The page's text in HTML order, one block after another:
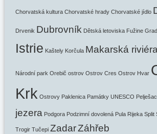
Chorvatská kultura Chorvatské hrady Chorvatské jídlo
Drvenik Dubrovník Dětská letoviska Fužine
Istrie Kaštely Korčula Makarská riviéra
Národní park Orebič ostrov Ostrov Cres Ostrov Hvar
Krk Ostrovy Paklenica Památky UNESCO Pelješac
jezera Podgora Podzimní dovolená Pula Rijeka Split
Trogir Tučepi ZadarZáhřeb